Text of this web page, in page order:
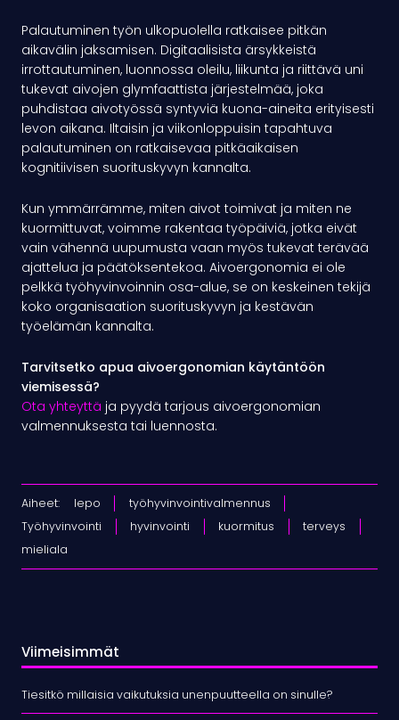
Palautuminen työn ulkopuolella ratkaisee pitkän
aikavälin jaksamisen. Digitaalisista ärsykkeistä
irrottautuminen, luonnossa oleilu, liikunta ja riittävä uni
tukevat aivojen glymfaattista järjestelmää, joka
puhdistaa aivotyössä syntyviä kuona-aineita erityisesti
levon aikana. Iltaisin ja viikonloppuisin tapahtuva
palautuminen on ratkaisevaa pitkäaikaisen
kognitiivisen suorituskyvyn kannalta.
Kun ymmärrämme, miten aivot toimivat ja miten ne
kuormittuvat, voimme rakentaa työpäiviä, jotka eivät
vain vähennä uupumusta vaan myös tukevat terävää
ajattelua ja päätöksentekoa. Aivoergonomia ei ole
pelkkä työhyvinvoinnin osa-alue, se on keskeinen tekijä
koko organisaation suorituskyvyn ja kestävän
työelämän kannalta.
Tarvitsetko apua aivoergonomian käytäntöön
viemisessä?
Ota yhteyttä ja pyydä tarjous aivoergonomian
valmennuksesta tai luennosta.
Aiheet: lepo
työhyvinvointivalmennus
Työhyvinvointi
hyvinvointi kuormitus
terveys
mieliala
Viimeisimmät
Tiesitkö millaisia vaikutuksia unenpuutteella on sinulle?